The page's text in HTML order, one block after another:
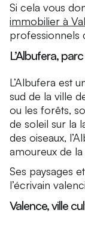
Si cela vous
immobilier à
professionnels
L’Albufera,
L’Albufera est
sud de la ville
ou les forêts,
de soleil sur la
des oiseaux,
amoureux de
Ses paysages
l’écrivain
Valence, ville